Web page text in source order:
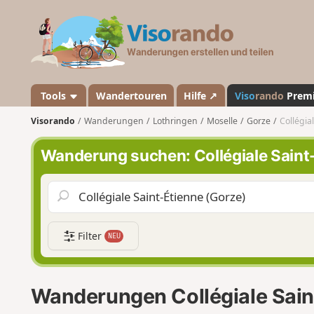
a
n
d
o
Tools Wandertouren Hilfe ↗ Visorando
Visorando Wanderungen Lothringen Moselle Gorze
Wanderung suchen: Collégiale
Filter NEU
Wanderungen Collégiale